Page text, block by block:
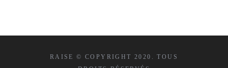
RAISE © COPYRIGHT 2020. TOUS